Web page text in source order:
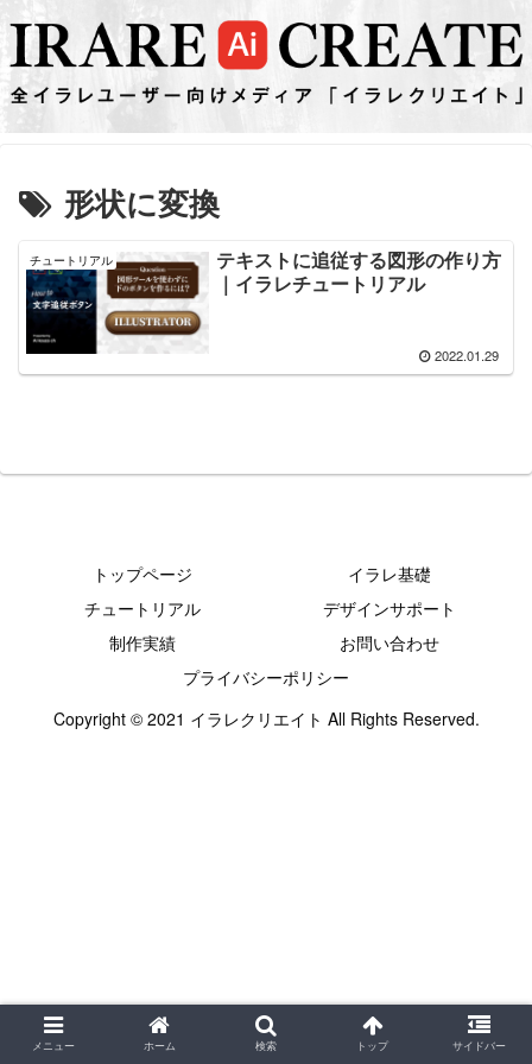
形状に変換
チュートリアル
テキストに追従する図形の作り方
｜イラレチュートリアル
2022.01.29
トップページ
イラレ基礎
チュートリアル
デザインサポート
制作実績
お問い合わせ
プライバシーポリシー
Copyright © 2021 イラレクリエイト All Rights Reserved.
メニュー ホーム 検索 トップ サイドバー